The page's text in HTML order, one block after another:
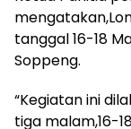
tanggal 16-18
Soppeng.
“Kegiatan ini
tiga malam,16-